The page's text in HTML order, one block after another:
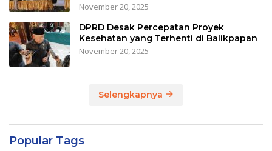
November 20, 2025
DPRD Desak Percepatan Proyek
Kesehatan yang Terhenti di Balikpapan
November 20, 2025
Selengkapnya
Popular Tags